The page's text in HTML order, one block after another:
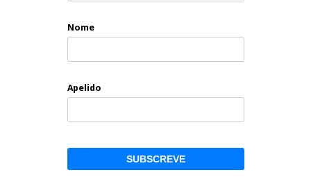
Nome
Apelido